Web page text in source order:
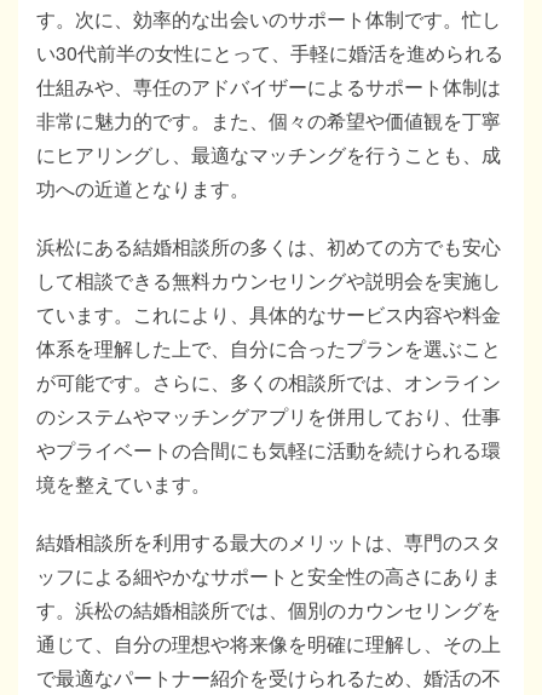
す。次に、効率的な出会いのサポート体制です。忙し
い30代前半の女性にとって、手軽に婚活を進められる
仕組みや、専任のアドバイザーによるサポート体制は
非常に魅力的です。また、個々の希望や価値観を丁寧
にヒアリングし、最適なマッチングを行うことも、成
功への近道となります。
浜松にある結婚相談所の多くは、初めての方でも安心
して相談できる無料カウンセリングや説明会を実施し
ています。これにより、具体的なサービス内容や料金
体系を理解した上で、自分に合ったプランを選ぶこと
が可能です。さらに、多くの相談所では、オンライン
のシステムやマッチングアプリを併用しており、仕事
やプライベートの合間にも気軽に活動を続けられる環
境を整えています。
結婚相談所を利用する最大のメリットは、専門のスタ
ッフによる細やかなサポートと安全性の高さにありま
す。浜松の結婚相談所では、個別のカウンセリングを
通じて、自分の理想や将来像を明確に理解し、その上
で最適なパートナー紹介を受けられるため、婚活の不